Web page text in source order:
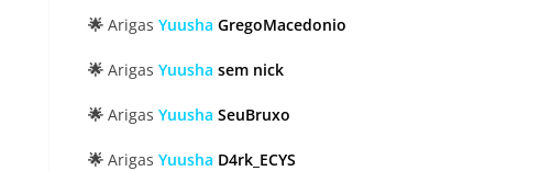
🌟 Arigas Yuusha GregoMacedonio
🌟 Arigas Yuusha sem nick
🌟 Arigas Yuusha SeuBruxo
🌟 Arigas Yuusha D4rk_ECYS